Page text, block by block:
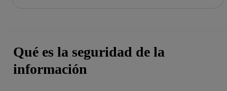
Qué es la seguridad de la
información